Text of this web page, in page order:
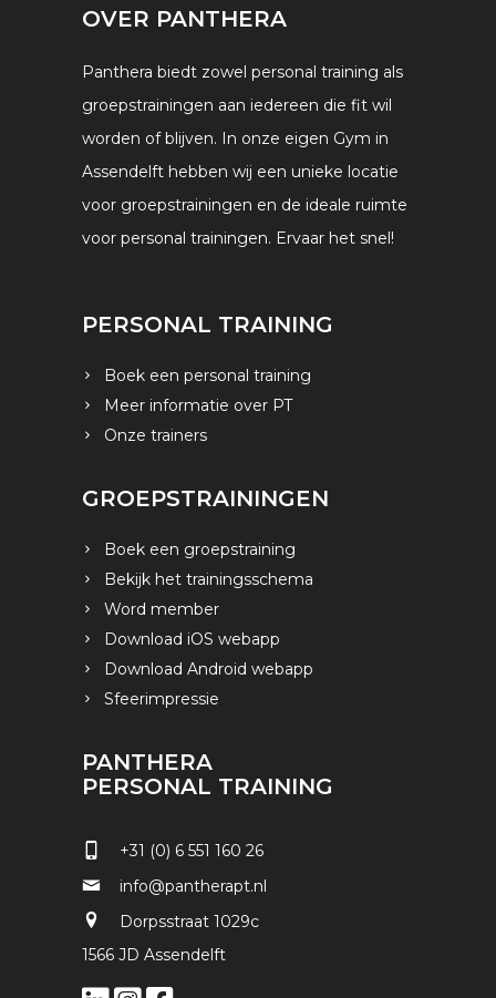
OVER PANTHERA
Panthera biedt zowel personal training als
groepstrainingen aan iedereen die fit wil
worden of blijven. In onze eigen Gym in
Assendelft hebben wij een unieke locatie
voor groepstrainingen en de ideale ruimte
voor personal trainingen. Ervaar het snel!
PERSONAL TRAINING
Boek een personal training
Meer informatie over PT
Onze trainers
GROEPSTRAININGEN
Boek een groepstraining
Bekijk het trainingsschema
Word member
Download iOS webapp
Download Android webapp
Sfeerimpressie
PANTHERA
PERSONAL TRAINING
+31 (0) 6 551 160 26
info@pantherapt.nl
Dorpsstraat 1029c
1566 JD Assendelft